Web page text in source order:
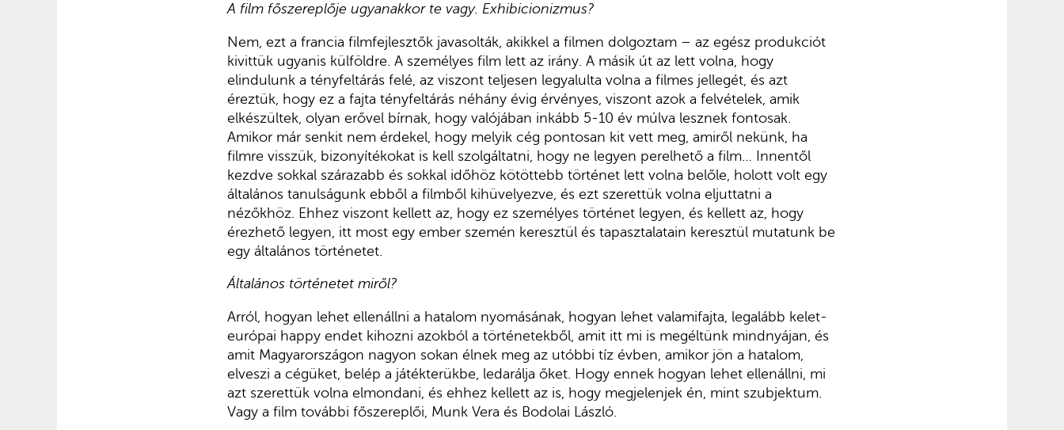
A film főszereplője ugyanakkor te vagy. Exhibicionizmus?
Nem, ezt a francia filmfejlesztők javasolták, akikkel a filmen dolgoztam – az egész produkciót
kivittük ugyanis külföldre. A személyes film lett az irány. A másik út az lett volna, hogy
elindulunk a tényfeltárás felé, az viszont teljesen legyalulta volna a filmes jellegét, és azt
éreztük, hogy ez a fajta tényfeltárás néhány évig érvényes, viszont azok a felvételek, amik
elkészültek, olyan erővel bírnak, hogy valójában inkább 5-10 év múlva lesznek fontosak.
Amikor már senkit nem érdekel, hogy melyik cég pontosan kit vett meg, amiről nekünk, ha
filmre visszük, bizonyítékokat is kell szolgáltatni, hogy ne legyen perelhető a film… Innentől
kezdve sokkal szárazabb és sokkal időhöz kötöttebb történet lett volna belőle, holott volt egy
általános tanulságunk ebből a filmből kihüvelyezve, és ezt szerettük volna eljuttatni a
nézőkhöz. Ehhez viszont kellett az, hogy ez személyes történet legyen, és kellett az, hogy
érezhető legyen, itt most egy ember szemén keresztül és tapasztalatain keresztül mutatunk be
egy általános történetet.
Általános történetet miről?
Arról, hogyan lehet ellenállni a hatalom nyomásának, hogyan lehet valamifajta, legalább kelet-
európai happy endet kihozni azokból a történetekből, amit itt mi is megéltünk mindnyájan, és
amit Magyarországon nagyon sokan élnek meg az utóbbi tíz évben, amikor jön a hatalom,
elveszi a cégüket, belép a játékterükbe, ledarálja őket. Hogy ennek hogyan lehet ellenállni, mi
azt szerettük volna elmondani, és ehhez kellett az is, hogy megjelenjek én, mint szubjektum.
Vagy a film további főszereplői, Munk Vera és Bodolai László.